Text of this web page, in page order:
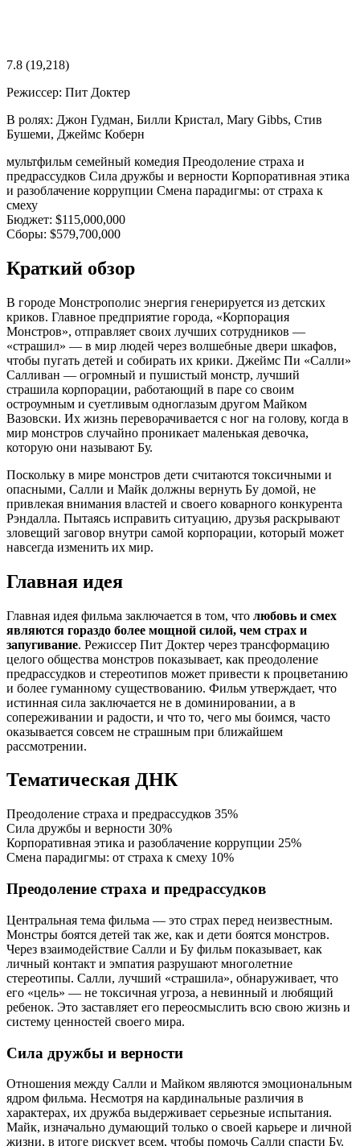
7.8 (19,218)
Режиссер: Пит Доктер
В ролях: Джон Гудман, Билли Кристал, Mary Gibbs, Стив
Бушеми, Джеймс Коберн
мультфильм семейный комедия Преодоление страха и
предрассудков Сила дружбы и верности Корпоративная этика
и разоблачение коррупции Смена парадигмы: от страха к
смеху
Бюджет: $115,000,000
Сборы: $579,700,000
Краткий обзор
В городе Монстрополис энергия генерируется из детских
криков. Главное предприятие города, «Корпорация
Монстров», отправляет своих лучших сотрудников —
«страшил» — в мир людей через волшебные двери шкафов,
чтобы пугать детей и собирать их крики. Джеймс Пи «Салли»
Салливан — огромный и пушистый монстр, лучший
страшила корпорации, работающий в паре со своим
остроумным и суетливым одноглазым другом Майком
Вазовски. Их жизнь переворачивается с ног на голову, когда в
мир монстров случайно проникает маленькая девочка,
которую они называют Бу.
Поскольку в мире монстров дети считаются токсичными и
опасными, Салли и Майк должны вернуть Бу домой, не
привлекая внимания властей и своего коварного конкурента
Рэндалла. Пытаясь исправить ситуацию, друзья раскрывают
зловещий заговор внутри самой корпорации, который может
навсегда изменить их мир.
Главная идея
Главная идея фильма заключается в том, что любовь и смех
являются гораздо более мощной силой, чем страх и
запугивание. Режиссер Пит Доктер через трансформацию
целого общества монстров показывает, как преодоление
предрассудков и стереотипов может привести к процветанию
и более гуманному существованию. Фильм утверждает, что
истинная сила заключается не в доминировании, а в
сопереживании и радости, и что то, чего мы боимся, часто
оказывается совсем не страшным при ближайшем
рассмотрении.
Тематическая ДНК
Преодоление страха и предрассудков 35%
Сила дружбы и верности 30%
Корпоративная этика и разоблачение коррупции 25%
Смена парадигмы: от страха к смеху 10%
Преодоление страха и предрассудков
Центральная тема фильма — это страх перед неизвестным.
Монстры боятся детей так же, как и дети боятся монстров.
Через взаимодействие Салли и Бу фильм показывает, как
личный контакт и эмпатия разрушают многолетние
стереотипы. Салли, лучший «страшила», обнаруживает, что
его «цель» — не токсичная угроза, а невинный и любящий
ребенок. Это заставляет его переосмыслить всю свою жизнь и
систему ценностей своего мира.
Сила дружбы и верности
Отношения между Салли и Майком являются эмоциональным
ядром фильма. Несмотря на кардинальные различия в
характерах, их дружба выдерживает серьезные испытания.
Майк, изначально думающий только о своей карьере и личной
жизни, в итоге рискует всем, чтобы помочь Салли спасти Бу.